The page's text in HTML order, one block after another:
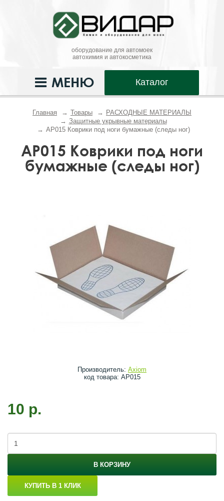
оборудование для автомоек
автохимия и автокосметика
Каталог
МЕНЮ
Главная Товары
РАСХОДНЫЕ МАТЕРИАЛЫ
Защитные укрывные материалы
АР015 Коврики под ноги бумажные (следы ног)
АР015 Коврики под ноги
бумажные (следы ног)
Производитель: Axiom
код товара: АР015
10 р.
В КОРЗИНУ
КУПИТЬ В 1 КЛИК